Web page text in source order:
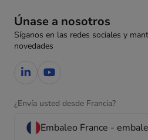
Únase a nosotros
Síganos en las redes sociales y
novedades
¿Envía usted desde Francia?
Embaleo France -